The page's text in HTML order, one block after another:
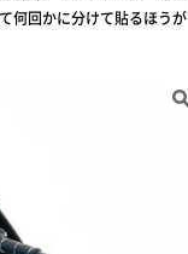
何回かに分けて貼るほうが